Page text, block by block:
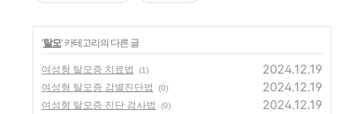
'탈모' 카테고리의 다른 글
여성형 탈모증 치료법 (1) 2024.12.19
여성형 탈모증 감별진단법 (0) 2024.12.19
여성형 탈모증 진단 검사법 (0) 2024.12.19